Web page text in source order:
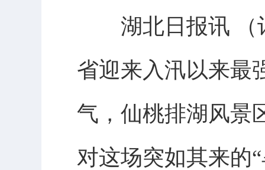
湖北日报讯 （
省迎来入汛以来
气，仙桃排湖风景
对这场突如其来的